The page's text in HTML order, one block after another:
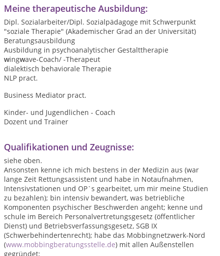
Meine therapeutische Ausbildung:
Dipl. Sozialarbeiter/Dipl. Sozialpädagoge mit Schwerpunkt
"soziale Therapie" (Akademischer Grad an der Universität)
Beratungsausbildung
Ausbildung in psychoanalytischer Gestalttherapie
wingwave-Coach/ -Therapeut
dialektisch behaviorale Therapie
NLP pract.
Business Mediator pract.
Kinder- und Jugendlichen - Coach
Dozent und Trainer
Qualifikationen und Zeugnisse:
siehe oben.
Ansonsten kenne ich mich bestens in der Medizin aus (war
lange Zeit Rettungsassistent und habe in Notaufnahmen,
Intensivstationen und OP`s gearbeitet, um mir meine Studien
zu bezahlen); bin intensiv bewandert, was betriebliche
Komponenten psychischer Beschwerden angeht; kenne und
schule im Bereich Personalvertretungsgesetz (öffentlicher
Dienst) und Betriebsverfassungsgesetz, SGB IX
(Schwerbehindertenrecht); habe das Mobbingnetzwerk-Nord
(www.mobbingberatungsstelle.de) mit allen Außenstellen
gegründet;